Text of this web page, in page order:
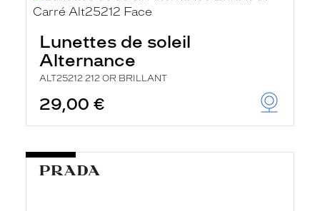
Lunettes de soleil
Alternance
ALT25212 212 OR BRILLANT
29,00 €